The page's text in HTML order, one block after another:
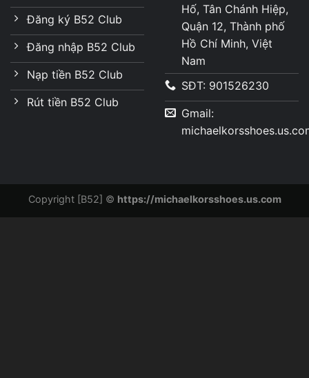
Đăng ký B52 Club
Đăng nhập B52 Club
Nạp tiền B52 Club
Rút tiền B52 Club
Hố, Tân Chánh Hiệp,
Quận 12, Thành phố
Hồ Chí Minh, Việt
Nam
SĐT: 901526230
Gmail:
Copyright [B52] © https://michaelkorsshoes.us.com